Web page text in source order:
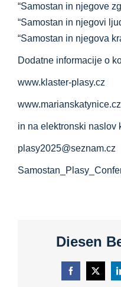
“Samostan in njegove
“Samostan in njegovi
“Samostan in njegova
Dodatne informacije o
www.klaster-plasy.cz
www.marianskatynice.cz
in na elektronski naslov
plasy2025@seznam.cz
Diesen
Facebook
X